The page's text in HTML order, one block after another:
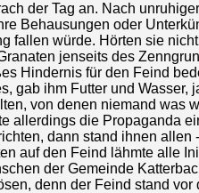
der Tag an. Nach
Behausungen oder
fallen würde. Hörten sie
jenseits des
Hindernis für den Feind
gab ihm Futter und Wasser,
von denen niemand was
allerdings die Propaganda
dann stand ihnen
auf den Feind lähmte alle
der Gemeinde
denn der Feind stand vor